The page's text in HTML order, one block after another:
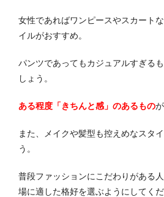
女性であればワンピースやスカート
イルがおすすめ。
パンツであってもカジュアルすぎる
しょう。
ある程度「きちんと感」のあるもの
また、メイクや髪型も控えめなスタ
う。
普段ファッションにこだわりがある
場に適した格好を選ぶようにしてくだ